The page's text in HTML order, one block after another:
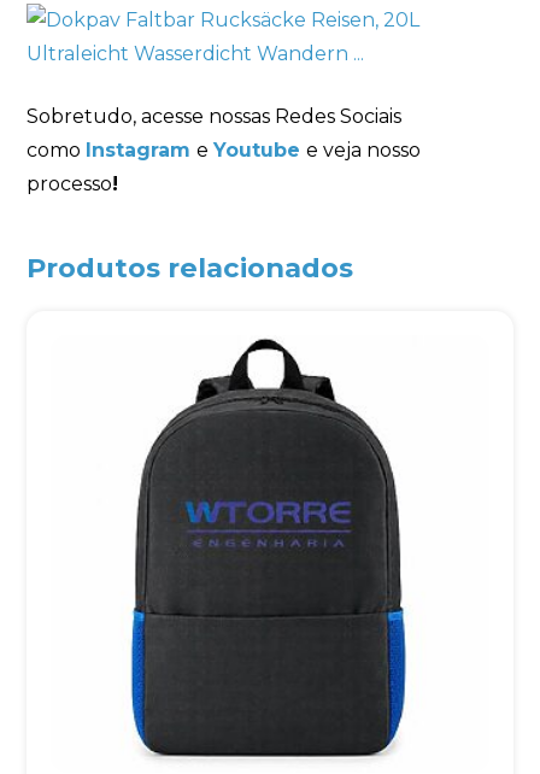
Sobretudo, acesse nossas Redes Sociais
como Instagram eYoutube e veja nosso
processo!
Produtos relacionados